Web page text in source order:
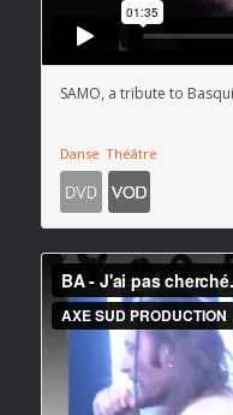
SAMO, a tribute to
Danse Théâtre